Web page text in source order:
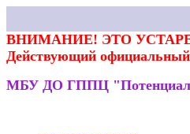
ВНИМАНИЕ! ЭТО
Действующий официальный
МБУ ДО ГППЦ